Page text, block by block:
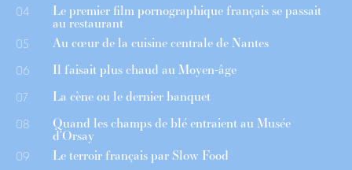
04 Le premier film pornographique français se passait
au restaurant
05 Au cœur de la cuisine centrale de Nantes
06 Il faisait plus chaud au Moyen-âge
07 La cène ou le dernier banquet
08 Quand les champs de blé entraient au Musée
d’Orsay
09 Le terroir français par Slow Food